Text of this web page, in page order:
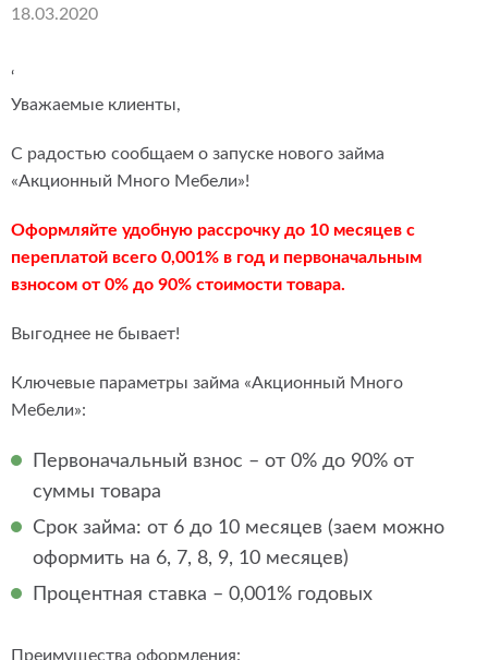
18.03.2020
‘
Уважаемые клиенты,
С радостью сообщаем о запуске нового займа
«Акционный Много Мебели»!
Оформляйте удобную рассрочку до 10 месяцев с
переплатой всего 0,001% в год и первоначальным
взносом от 0% до 90% стоимости товара.
Выгоднее не бывает!
Ключевые параметры займа «Акционный Много
Мебели»:
Первоначальный взнос – от 0% до 90% от
суммы товара
Срок займа: от 6 до 10 месяцев (заем можно
оформить на 6, 7, 8, 9, 10 месяцев)
Процентная ставка – 0,001% годовых
Преимущества оформления: